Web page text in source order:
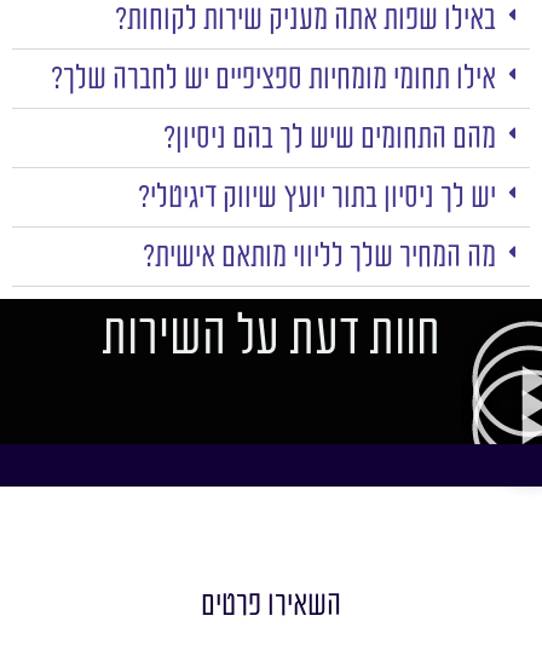
באילו שפות אתה מעניק שירות לקוחות?
אילו תחומי מומחיות ספציפיים יש לחברה שלך?
מהם התחומים שיש לך בהם ניסיון?
יש לך ניסיון בתור יועץ שיווק דיגיטלי?
מה המחיר שלך לליווי מותאם אישית?
חוות דעת על השירות
השאירו פרטים